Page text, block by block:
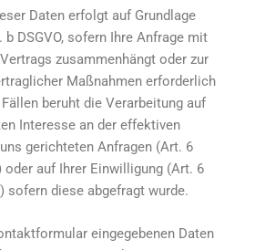
Daten erfolgt auf Grundlage
DSGVO, sofern Ihre Anfrage mit
zusammenhängt oder zur
Maßnahmen erforderlich
beruht die Verarbeitung auf
Interesse an der effektiven
gerichteten Anfragen (Art. 6
oder auf Ihrer Einwilligung (Art. 6
sofern diese abgefragt wurde.
eingegebenen Daten